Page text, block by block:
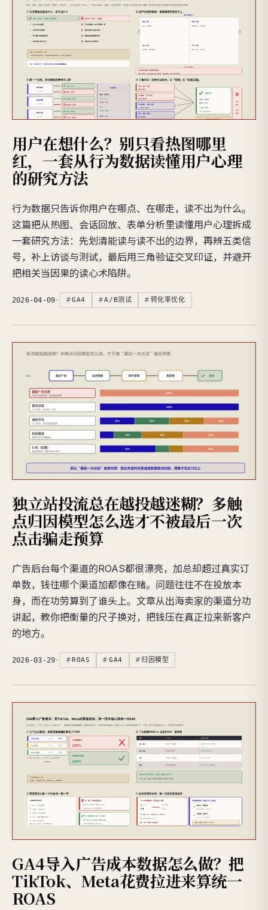
用户在想什么？别只看热图哪里
红，一套从行为数据读懂用户心理
的研究方法
行为数据只告诉你用户在哪点、在哪走，读不出为什么。
这篇把从热图、会话回放、表单分析里读懂用户心理拆成
一套研究方法：先划清能读与读不出的边界，再辨五类信
号，补上访谈与测试，最后用三角验证交叉印证，并避开
把相关当因果的读心术陷阱。
2026-04-09 · GA4 A/B测试 转化率优化
独立站投流总在越投越迷糊？多触
点归因模型怎么选才不被最后一次
点击骗走预算
广告后台每个渠道的ROAS都很漂亮，加总却超过真实订
单数，钱往哪个渠道加都像在赌。问题往往不在投放本
身，而在功劳算到了谁头上。文章从出海卖家的渠道分功
讲起，教你把衡量的尺子换对，把钱压在真正拉来新客户
的地方。
2026-03-29 · ROAS GA4 归因模型
GA4导入广告成本数据怎么做？把
TikTok、Meta花费拉进来算统一
ROAS